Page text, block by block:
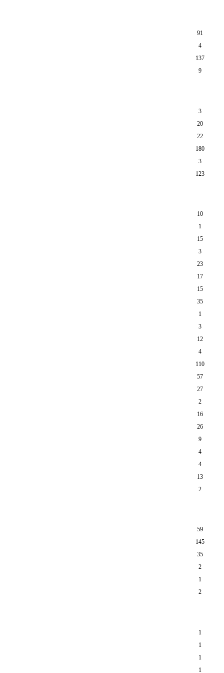
91
4
137
9
3
20
22
180
3
123
10
1
15
3
23
17
15
35
1
3
12
4
110
57
27
2
16
26
9
4
4
13
2
59
145
35
2
1
2
1
1
1
1